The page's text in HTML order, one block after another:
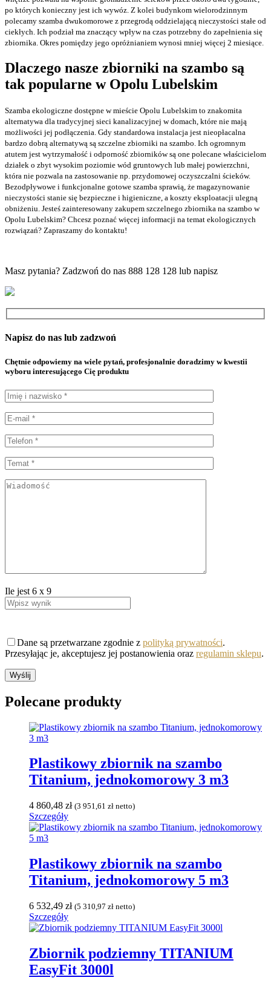
po których konieczny jest ich wywóz. Z kolei budynkom wielorodzinnym
polecamy szamba dwukomorowe z przegrodą oddzielającą nieczystości stałe od
ciekłych. Ich podział ma znaczący wpływ na czas potrzebny do zapełnienia się
zbiornika. Okres pomiędzy jego opróżnianiem wynosi mniej więcej 2 miesiące.
Dlaczego nasze zbiorniki na szambo są
tak popularne w Opolu Lubelskim
Szamba ekologiczne dostępne w mieście Opolu Lubelskim to znakomita
alternatywa dla tradycyjnej sieci kanalizacyjnej w domach, które nie mają
możliwości jej podłączenia. Gdy standardowa instalacja jest nieopłacalna
bardzo dobrą alternatywą są szczelne zbiorniki na szambo. Ich ogromnym
atutem jest wytrzymałość i odporność zbiorników są one polecane właścicielom
działek o zbyt wysokim poziomie wód gruntowych lub małej powierzchni,
która nie pozwala na zastosowanie np. przydomowej oczyszczalni ścieków.
Bezodpływowe i funkcjonalne gotowe szamba sprawią, że magazynowanie
nieczystości stanie się bezpieczne i higieniczne, a koszty eksploatacji ulegną
obniżeniu. Jesteś zainteresowany zakupem szczelnego zbiornika na szambo w
Opolu Lubelskim? Chcesz poznać więcej informacji na temat ekologicznych
rozwiązań? Zapraszamy do kontaktu!
Masz pytania? Zadzwoń do nas 888 128 128 lub napisz
Napisz do nas lub zadzwoń
Chętnie odpowiemy na wiele pytań, profesjonalnie doradzimy w kwestii
wyboru interesującego Cię produktu
Ile jest 6 x 9
Dane są przetwarzane zgodnie z polityką prywatności.
Przesyłając je, akceptujesz jej postanowienia oraz regulamin sklepu.
Polecane produkty
Plastikowy zbiornik na szambo
Titanium, jednokomorowy 3 m3
4 860,48 zł (3 951,61 zł netto)
Szczegóły
Plastikowy zbiornik na szambo
Titanium, jednokomorowy 5 m3
6 532,49 zł (5 310,97 zł netto)
Szczegóły
Zbiornik podziemny TITANIUM
EasyFit 3000l